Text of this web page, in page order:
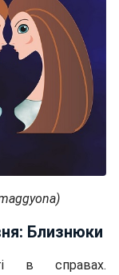
Близнюки
в справах.